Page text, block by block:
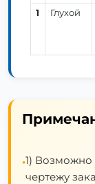
1
Глухой
•1)
чертежу